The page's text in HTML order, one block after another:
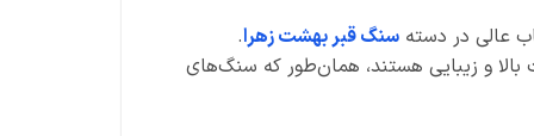
عالی در دسته سنگ قبر بهشت زهرا.
بالا و زیبایی هستند، همان‌طور که سنگ‌های